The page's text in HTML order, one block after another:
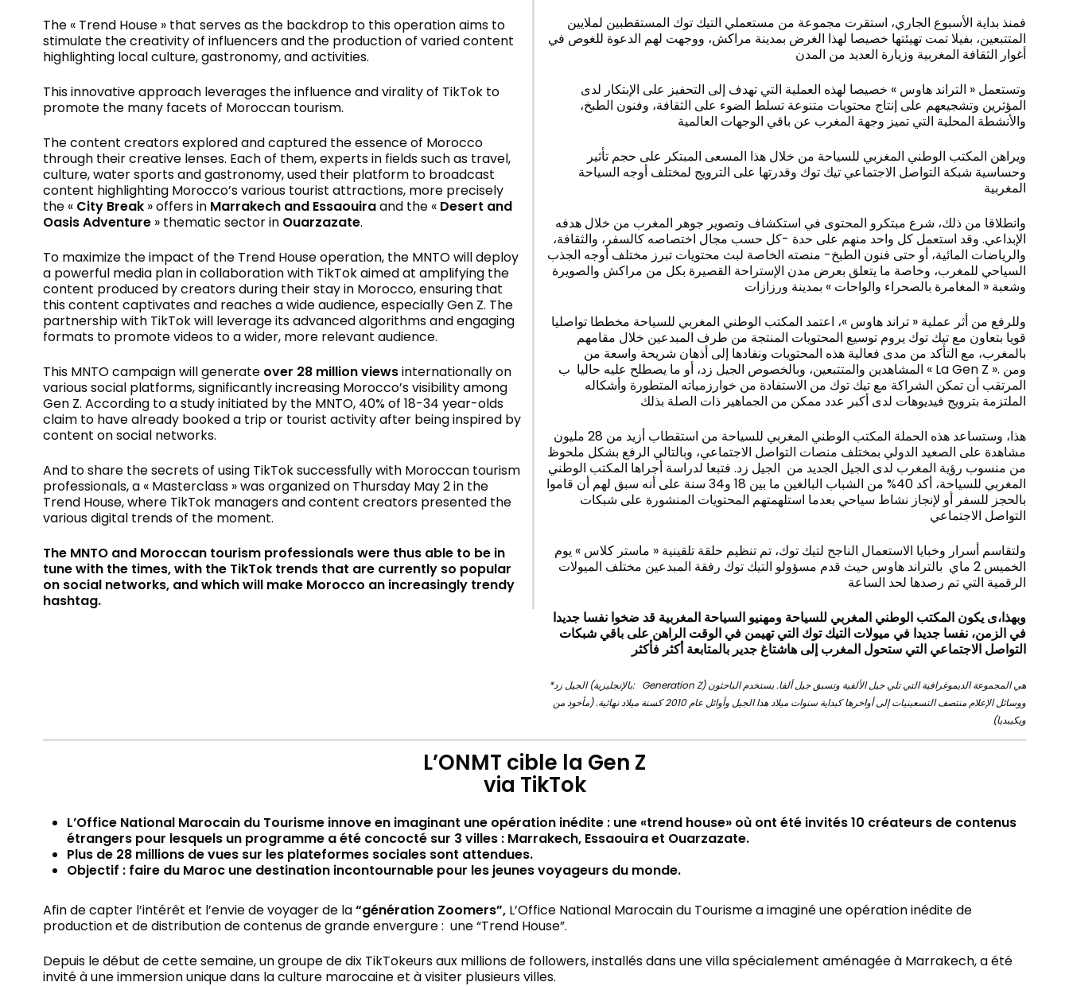
The « Trend House » that serves as the backdrop to this operation aims to
stimulate the creativity of influencers and the production of varied content
highlighting local culture, gastronomy, and activities.
This innovative approach leverages the influence and virality of TikTok to
promote the many facets of Moroccan tourism.
The content creators explored and captured the essence of Morocco
through their creative lenses. Each of them, experts in fields such as travel,
culture, water sports and gastronomy, used their platform to broadcast
content highlighting Morocco’s various tourist attractions, more precisely
the « City Break» offers in Marrakech and Essaouiraand the « Desert and
Oasis Adventure» thematic sector in Ouarzazate.
To maximize the impact of the Trend House operation, the MNTO will deploy
a powerful media plan in collaboration with TikTok aimed at amplifying the
content produced by creators during their stay in Morocco, ensuring that
this content captivates and reaches a wide audience, especially Gen Z. The
partnership with TikTok will leverage its advanced algorithms and engaging
formats to promote videos to a wider, more relevant audience.
This MNTO campaign will generate over 28 million viewsinternationally on
various social platforms, significantly increasing Morocco’s visibility among
Gen Z. According to a study initiated by the MNTO, 40% of 18-34 year-olds
claim to have already booked a trip or tourist activity after being inspired by
content on social networks.
And to share the secrets of using TikTok successfully with Moroccan tourism
professionals, a « Masterclass » was organized on Thursday May 2 in the
Trend House, where TikTok managers and content creators presented the
various digital trends of the moment.
The MNTO and Moroccan tourism professionals were thus able to be in
tune with the times, with the TikTok trends that are currently so popular
on social networks, and which will make Morocco an increasingly trendy
hashtag.
فمنذ بداية الأسبوع الجاري، استقرت مجموعة من مستعملي التيك توك المستقطبين لملايين
المتتبعين، بفيلا تمت تهيئتها خصيصا لهذا الغرض بمدينة مراكش، ووجهت لهم الدعوة للغوص في
أغوار الثقافة المغربية وزيارة العديد من المدن
وتستعمل « التراند هاوس » خصيصا لهذه العملية التي تهدف إلى التحفيز على الإبتكار لدى
المؤثرين وتشجيعهم على إنتاج محتويات متنوعة تسلط الضوء على الثقافة، وفنون الطبخ،
والأنشطة المحلية التي تميز وجهة المغرب عن باقي الوجهات العالمية
ويراهن المكتب الوطني المغربي للسياحة من خلال هذا المسعى المبتكر على حجم تأثير
وحساسية شبكة التواصل الاجتماعي تيك توك وقدرتها على الترويج لمختلف أوجه السياحة
المغربية
وانطلاقا من ذلك، شرع مبتكرو المحتوى في استكشاف وتصوير جوهر المغرب من خلال هدفه
الإبداعي. وقد استعمل كل واحد منهم على حدة -كل حسب مجال اختصاصه كالسفر، والثقافة،
والرياضات المائية، أو حتى فنون الطبخ- منصته الخاصة لبث محتويات تبرز مختلف أوجه الجذب
السياحي للمغرب، وخاصة ما يتعلق بعرض مدن الإستراحة القصيرة بكل من مراكش والصويرة
وشعبة « المغامرة بالصحراء والواحات » بمدينة ورزازات
وللرفع من أثر عملية « تراند هاوس »، اعتمد المكتب الوطني المغربي للسياحة مخططا تواصليا
قويا بتعاون مع تيك توك يروم توسيع المحتويات المنتجة من طرف المبدعين خلال مقامهم
بالمغرب، مع التأكد من مدى فعالية هذه المحتويات ونفادها إلى أذهان شريحة واسعة من
المشاهدين والمتتبعين، وبالخصوص الجيل زد، أو ما يصطلح عليه حاليا ب « La Gen Z ». ومن
المرتقب أن تمكن الشراكة مع تيك توك من الاستفادة من خوارزمياته المتطورة وأشكاله
الملتزمة بترويج فيديوهات لدى أكبر عدد ممكن من الجماهير ذات الصلة بذلك
هذا، وستساعد هذه الحملة المكتب الوطني المغربي للسياحة من استقطاب أزيد من 28 مليون
مشاهدة على الصعيد الدولي بمختلف منصات التواصل الاجتماعي، وبالتالي الرفع بشكل ملحوظ
من منسوب رؤية المغرب لدى الجيل الجديد من الجيل زد. فتبعا لدراسة أجراها المكتب الوطني
المغربي للسياحة، أكد 40% من الشباب البالغين ما بين 18 و34 سنة على أنه سبق لهم أن قاموا
بالحجز للسفر أو لإنجاز نشاط سياحي بعدما استلهمتهم المحتويات المنشورة على شبكات
التواصل الاجتماعي
ولتقاسم أسرار وخبايا الاستعمال الناجح لتيك توك، تم تنظيم حلقة تلقينية « ماستر كلاس » يوم
الخميس 2 ماي بالتراند هاوس حيث قدم مسؤولو التيك توك رفقة المبدعين مختلف الميولات
الرقمية التي تم رصدها لحد الساعة
وبهذا،ى يكون المكتب الوطني المغربي للسياحة ومهنيو السياحة المغربية قد ضخوا نفسا جديدا
في الزمن، نفسا جديدا في ميولات التيك توك التي تهيمن في الوقت الراهن على باقي شبكات
التواصل الاجتماعي التي ستحول المغرب إلى هاشتاغ جدير بالمتابعة أكثر فأكثر
*الجيل زد (بالإنجليزية: Generation Z) هي المجموعة الديموغرافية التي تلي جيل الألفية وتسبق جيل ألفا. يستخدم الباحثون
ووسائل الإعلام منتصف التسعينيات إلى أواخرها كبداية سنوات ميلاد هذا الجيل وأوائل عام 2010 كسنة ميلاد نهائية. (مأخوذ من
ويكيبديا)
L’ONMT cible la Gen Z
via TikTok
L’Office National Marocain du Tourisme innove en imaginant une opération inédite : une «trend house» où ont été invités 10 créateurs de contenus
étrangers pour lesquels un programme a été concocté sur 3 villes : Marrakech, Essaouira et Ouarzazate.
Plus de 28 millions de vues sur les plateformes sociales sont attendues.
Objectif : faire du Maroc une destination incontournable pour les jeunes voyageurs du monde.
Afin de capter l’intérêt et l’envie de voyager de la“génération Zoomers”,L’Office National Marocain du Tourisme a imaginé une opération inédite de
production et de distribution de contenus de grande envergure : une “Trend House”.
Depuis le début de cette semaine, un groupe de dix TikTokeurs aux millions de followers, installés dans une villa spécialement aménagée à Marrakech, a été
invité à une immersion unique dans la culture marocaine et à visiter plusieurs villes.